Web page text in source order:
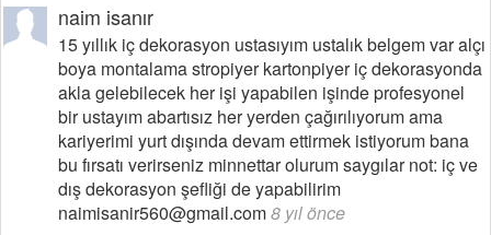
naim isanır
15 yıllık iç dekorasyon ustasıyım ustalık belgem var alçı
boya montalama stropiyer kartonpiyer iç dekorasyonda
akla gelebilecek her işi yapabilen işinde profesyonel
bir ustayım abartısız her yerden çağırılıyorum ama
kariyerimi yurt dışında devam ettirmek istiyorum bana
bu fırsatı verirseniz minnettar olurum saygılar not: iç ve
dış dekorasyon şefliği de yapabilirim
naimisanir560@gmail.com8 yıl önce